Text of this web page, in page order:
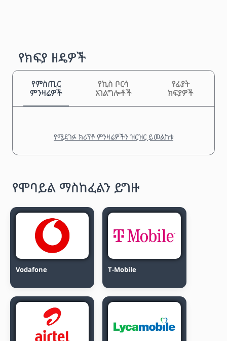
የክፍያ ዘዴዎች
የምስጢር
ምንዛሬዎች
የኪስ ቦርሳ
አገልግሎቶች
የፊያት
ክፍያዎች
የሚደገፉ ክሪፕቶ ምንዛሬዎችን ዝርዝር ይመልከቱ
የሞባይል ማስከፈልን ይግዙ
Vodafone T-Mobile